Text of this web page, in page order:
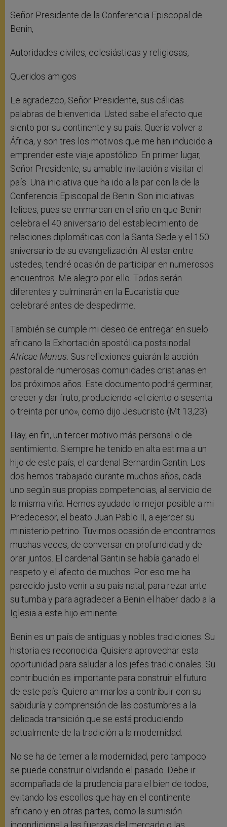
Señor Presidente de la Conferencia Episcopal de
Benin,
Autoridades civiles, eclesiásticas y religiosas,
Queridos amigos
Le agradezco, Señor Presidente, sus cálidas
palabras de bienvenida. Usted sabe el afecto que
siento por su continente y su país. Quería volver a
África, y son tres los motivos que me han inducido a
emprender este viaje apostólico. En primer lugar,
Señor Presidente, su amable invitación a visitar el
país. Una iniciativa que ha ido a la par con la de la
Conferencia Episcopal de Benin. Son iniciativas
felices, pues se enmarcan en el año en que Benín
celebra el 40 aniversario del establecimiento de
relaciones diplomáticas con la Santa Sede y el 150
aniversario de su evangelización. Al estar entre
ustedes, tendré ocasión de participar en numerosos
encuentros. Me alegro por ello. Todos serán
diferentes y culminarán en la Eucaristía que
celebraré antes de despedirme.
También se cumple mi deseo de entregar en suelo
africano la Exhortación apostólica postsinodal
Africae Munus. Sus reflexiones guiarán la acción
pastoral de numerosas comunidades cristianas en
los próximos años. Este documento podrá germinar,
crecer y dar fruto, produciendo «el ciento o sesenta
o treinta por uno», como dijo Jesucristo (Mt 13,23).
Hay, en fin, un tercer motivo más personal o de
sentimiento. Siempre he tenido en alta estima a un
hijo de este país, el cardenal Bernardin Gantin. Los
dos hemos trabajado durante muchos años, cada
uno según sus propias competencias, al servicio de
la misma viña. Hemos ayudado lo mejor posible a mi
Predecesor, el beato Juan Pablo II, a ejercer su
ministerio petrino. Tuvimos ocasión de encontrarnos
muchas veces, de conversar en profundidad y de
orar juntos. El cardenal Gantin se había ganado el
respeto y el afecto de muchos. Por eso me ha
parecido justo venir a su país natal, para rezar ante
su tumba y para agradecer a Benin el haber dado a la
Iglesia a este hijo eminente.
Benin es un país de antiguas y nobles tradiciones. Su
historia es reconocida. Quisiera aprovechar esta
oportunidad para saludar a los jefes tradicionales. Su
contribución es importante para construir el futuro
de este país. Quiero animarlos a contribuir con su
sabiduría y comprensión de las costumbres a la
delicada transición que se está produciendo
actualmente de la tradición a la modernidad.
No se ha de temer a la modernidad, pero tampoco
se puede construir olvidando el pasado. Debe ir
acompañada de la prudencia para el bien de todos,
evitando los escollos que hay en el continente
africano y en otras partes, como la sumisión
incondicional a las fuerzas del mercado o las